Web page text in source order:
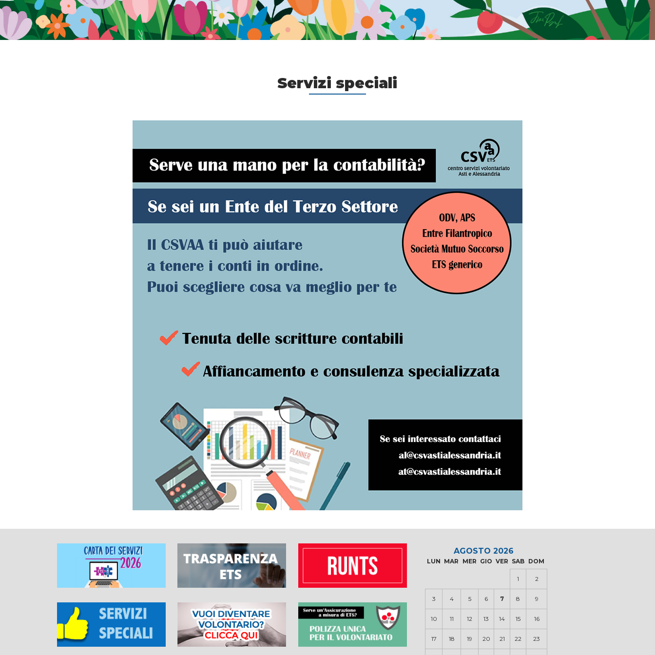
Servizi speciali
AGOSTO 2026
LUN MAR MER GIO VER SAB DOM
1 2
3 4 5 6 7 8 9
10 11 12 13 14 15 16
17 18 19 20 21 22 23